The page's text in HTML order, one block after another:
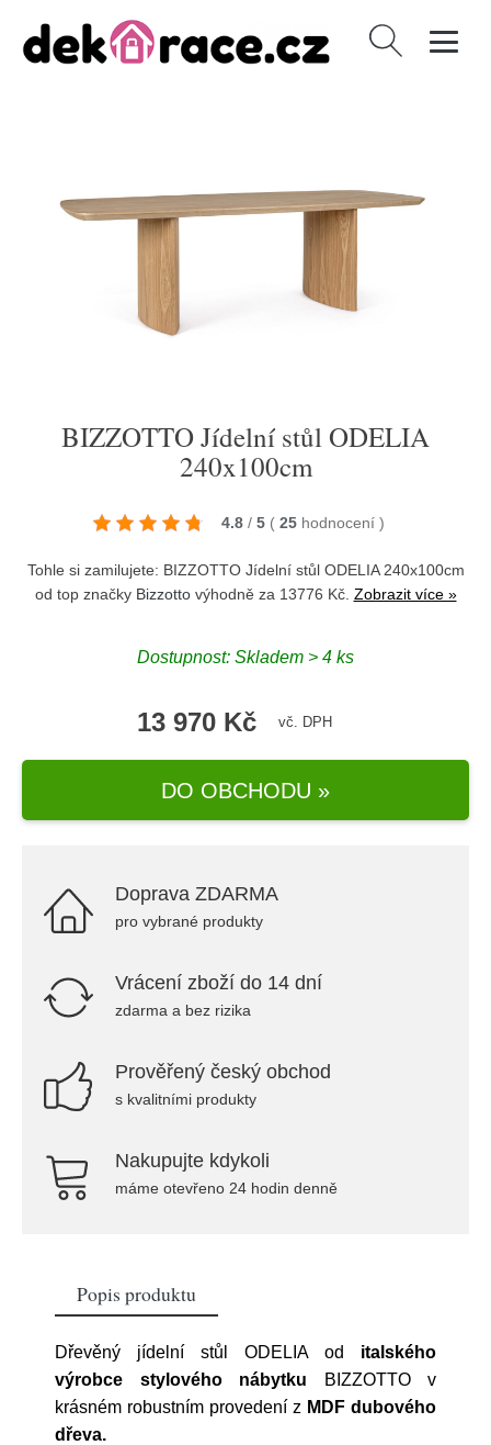
Vyhledávání
BIZZOTTO Jídelní stůl ODELIA
240x100cm
4.8 / 5 ( 25 hodnocení )
Tohle si zamilujete: BIZZOTTO Jídelní stůl ODELIA 240x100cm
od top značky Bizzottovýhodně za 13776 Kč. Zobrazit více »
Dostupnost: Skladem > 4 ks
13 970 Kč vč. DPH
DO OBCHODU »
Doprava ZDARMA
pro vybrané produkty
Vrácení zboží do 14 dní
zdarma a bez rizika
Prověřený český obchod
s kvalitními produkty
Nakupujte kdykoli
máme otevřeno 24 hodin denně
Popis produktu
Dřevěný jídelní stůl ODELIA od
italského
výrobce stylového nábytku BIZZOTTO v
krásném robustním provedení z MDF dubového
dřeva.